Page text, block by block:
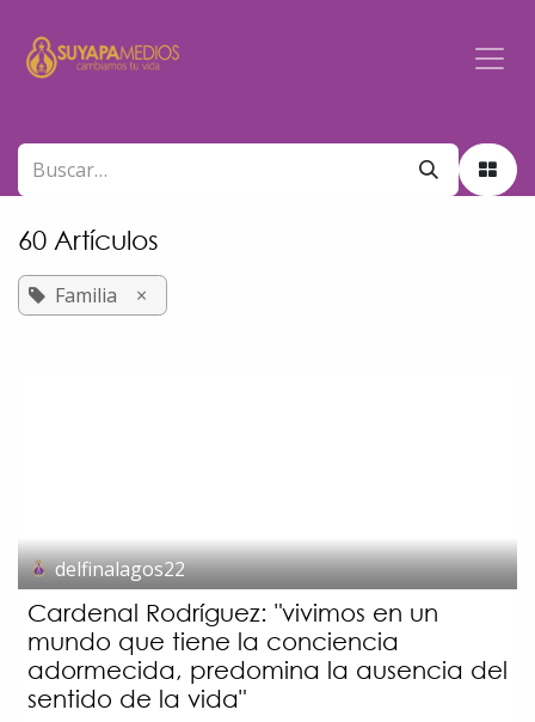
60 Artículos
Familia ×
delfinalagos22
Cardenal Rodríguez: "vivimos en un
mundo que tiene la conciencia
adormecida, predomina la ausencia del
sentido de la vida"